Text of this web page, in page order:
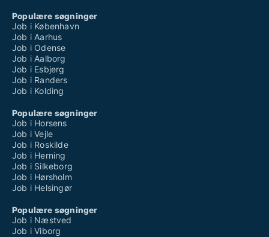
Populære søgninger
Job i København
Job i Aarhus
Job i Odense
Job i Aalborg
Job i Esbjerg
Job i Randers
Job i Kolding
Populære søgninger
Job i Horsens
Job i Vejle
Job i Roskilde
Job i Herning
Job i Silkeborg
Job i Hørsholm
Job i Helsingør
Populære søgninger
Job i Næstved
Job i Viborg